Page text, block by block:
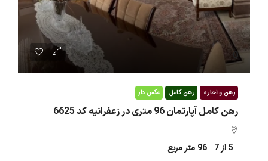
0
رهن و اجاره رهن کامل عکس دار
رهن کامل آپارتمان 96 متری در زعفرانیه کد 6625
5 از 7 96 متر مربع